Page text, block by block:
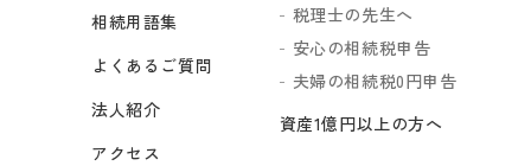
相続用語集
よくあるご質問
法人紹介
アクセス
税理士の先生へ
安心の相続税申告
夫婦の相続税0円申告
資産1億円以上の方へ